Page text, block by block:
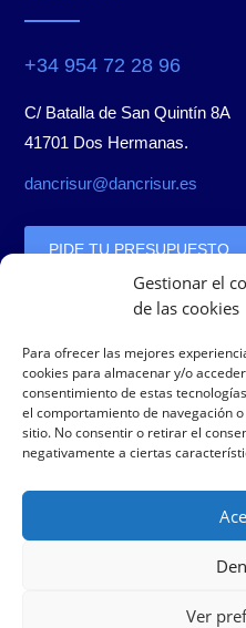
Gestionar el
de las cookies
Para ofrecer las mejores
cookies para almacenar y/o
consentimiento de estas
el comportamiento de navegación
sitio. No consentir o retirar el
negativamente a ciertas
Ver
+34 954 72 28 96
C/ Batalla de San Quintín 8A
41701 Dos Hermanas.
dancrisur@dancrisur.es
PIDE TU PRESUPUESTO
Bolsa de trabajo
Envíanos tus datos junto con
a:personal@dancrisur.es
Copyright © 2013-2021